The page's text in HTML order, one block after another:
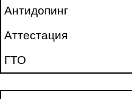
Антидопинг
Аттестация
ГТО